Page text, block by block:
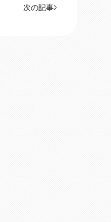
次の記事